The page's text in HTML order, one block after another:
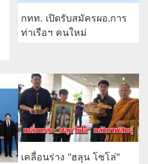
กทท. เปิดรับสมัครผอ.การ
ท่าเรือฯ คนใหม่
เคลื่อนร่าง "ฮลุน โซโล่"